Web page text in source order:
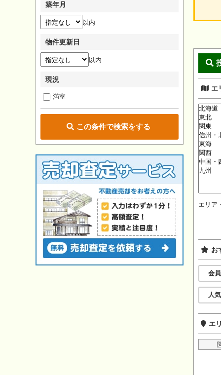
エ
エリア
お
会
人
エ
築年月
以内
物件更新日
以内
現況
満室
この条件で検索をする